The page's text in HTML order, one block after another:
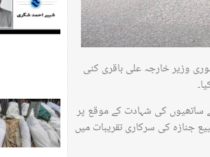
وزیر خارجہ علی باقری کنی
ساتھیوں کی شہادت کے موقع پر
جنازہ کی سرکاری تقریبات میں